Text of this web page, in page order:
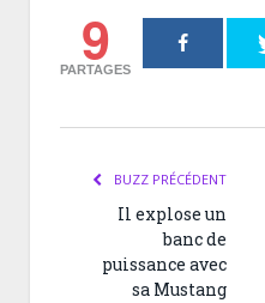
9
PARTAGES
BUZZ PRÉCÉDENT
Il explose un
banc de
puissance avec
sa Mustang